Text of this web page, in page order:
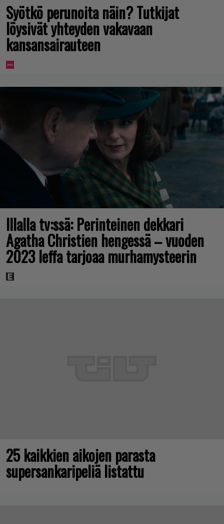
Syötkö perunoita näin? Tutkijat
löysivät yhteyden vakavaan
kansansairauteen
Illalla tv:ssä: Perinteinen dekkari
Agatha Christien hengessä – vuoden
2023 leffa tarjoaa murhamysteerin
25 kaikkien aikojen parasta
supersankaripeliä listattu